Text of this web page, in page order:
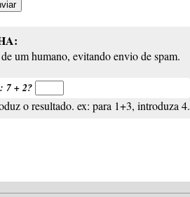
um humano, evitando envio de spam.
7 + 2?
o resultado. ex: para 1+3, introduza 4.